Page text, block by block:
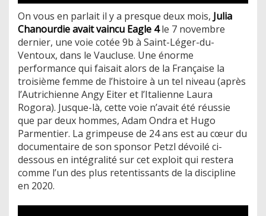
On vous en parlait il y a presque deux mois, Julia
Chanourdie avait vaincu Eagle 4le 7 novembre
dernier, une voie cotée 9b à Saint-Léger-du-
Ventoux, dans le Vaucluse. Une énorme
performance qui faisait alors de la Française la
troisième femme de l’histoire à un tel niveau (après
l’Autrichienne Angy Eiter et l’Italienne Laura
Rogora). Jusque-là, cette voie n’avait été réussie
que par deux hommes, Adam Ondra et Hugo
Parmentier. La grimpeuse de 24 ans est au cœur du
documentaire de son sponsor Petzl dévoilé ci-
dessous en intégralité sur cet exploit qui restera
comme l’un des plus retentissants de la discipline
en 2020.